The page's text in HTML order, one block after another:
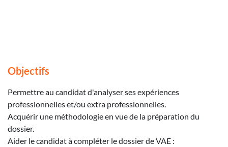
Objectifs
Permettre au candidat d'analyser ses expériences
professionnelles et/ou extra professionnelles.
Acquérir une méthodologie en vue de la préparation du
dossier.
Aider le candidat à compléter le dossier de VAE :